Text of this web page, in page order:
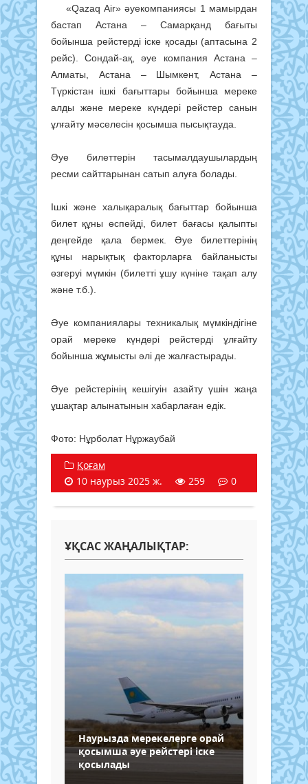
«Qazaq Air» әуекомпаниясы 1 мамырдан
бастап Астана – Самарқанд бағыты
бойынша рейстерді іске қосады (аптасына 2
рейс). Сондай-ақ, әуе компания Астана –
Алматы, Астана – Шымкент, Астана –
Түркістан ішкі бағыттары бойынша мереке
алды және мереке күндері рейстер санын
ұлғайту мәселесін қосымша пысықтауда.
Әуе билеттерін тасымалдаушылардың
ресми сайттарынан сатып алуға болады.
Ішкі және халықаралық бағыттар бойынша
билет құны өспейді, билет бағасы қалыпты
деңгейде қала бермек. Әуе билеттерінің
құны нарықтық факторларға байланысты
өзгеруі мүмкін (билетті ұшу күніне тақап алу
және т.б.).
Әуе компаниялары техникалық мүмкіндігіне
орай мереке күндері рейстерді ұлғайту
бойынша жұмысты әлі де жалғастырады.
Әуе рейстерінің кешігуін азайту үшін жаңа
ұшақтар алынатынын хабарлаған едік.
Фото: Нұрболат Нұржаубай
Қоғам
10 наурыз 2025 ж.
259 0
ҰҚСАС ЖАҢАЛЫҚТАР:
Наурызда мерекелерге орай
қосымша әуе рейстері іске
қосылады